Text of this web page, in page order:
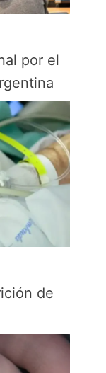
por el
de